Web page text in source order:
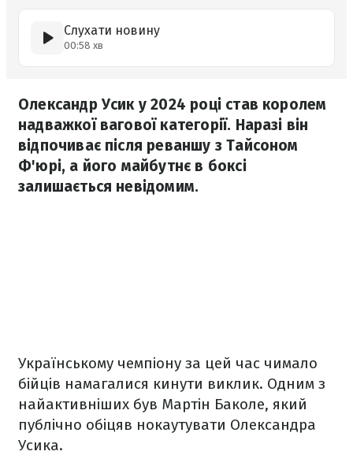
Слухати новину
00:58 хв
Олександр Усик у 2024 році став королем
надважкої вагової категорії. Наразі він
відпочиває після реваншу з Тайсоном
Ф'юрі, а його майбутнє в боксі
залишається невідомим.
Українському чемпіону за цей час чимало
бійців намагалися кинути виклик. Одним з
найактивніших був Мартін Баколе, який
публічно обіцяв нокаутувати Олександра
Усика.